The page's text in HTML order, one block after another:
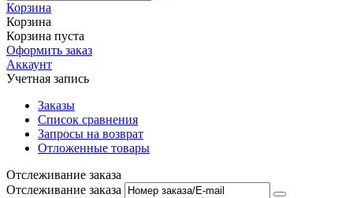
Корзина
Корзина
Корзина пуста
Оформить заказ
Аккаунт
Учетная запись
Заказы
Список сравнения
Запросы на возврат
Отложенные товары
Отслеживание заказа
Отслеживание заказа